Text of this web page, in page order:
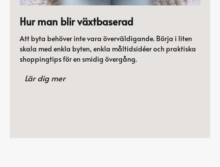
Hur man blir växtbaserad
Att byta behöver inte vara överväldigande. Börja i liten
skala med enkla byten, enkla måltidsidéer och praktiska
shoppingtips för en smidig övergång.
Lär dig mer